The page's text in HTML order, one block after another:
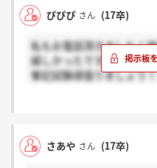
ぴぴぴ さん (17卒)
私もお電話頂きました！
嬉しかったです！
筆記試験頑張りましょう！
さあや さん (17卒)